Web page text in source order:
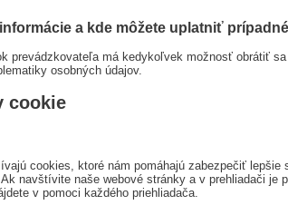
a kde môžete uplatniť
prevádzkovateľa má kedykoľvek možnosť obrátiť
osobných údajov.
cookie
cookies, ktoré nám pomáhajú zabezpečiť
navštívite naše webové stránky a v prehliadači
v pomoci každého priehliadača.